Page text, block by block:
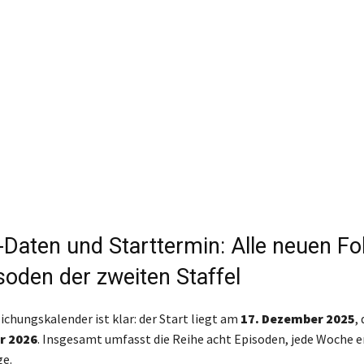
Daten und Starttermin: Alle neuen
der zweiten Staffel
ist klar: der Start liegt am 17. Dezember 2025,
2026. Insgesamt umfasst die Reihe acht Episoden, jede Woche